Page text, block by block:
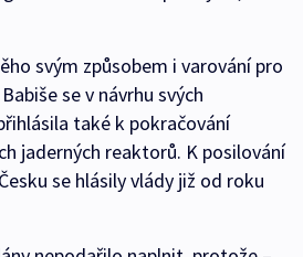
svým způsobem i varování pro
se v návrhu svých
také k pokračování
jaderných reaktorů. K posilování
se hlásily vlády již od roku